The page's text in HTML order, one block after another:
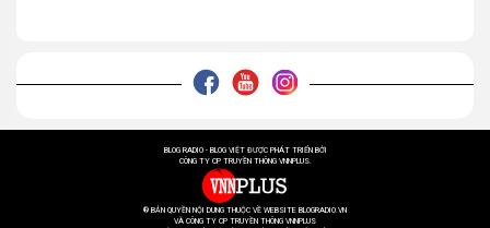
BLOG RADIO - BLOG VIỆT ĐƯỢC PHÁT TRIỂN BỞI
CÔNG TY CP TRUYỀN THÔNG VNNPLUS.
® BẢN QUYỀN NỘI DUNG THUỘC VỀ WEBSITE BLOGRADIO.VN
VÀ CÔNG TY CP TRUYỀN THÔNG VNNPLUS